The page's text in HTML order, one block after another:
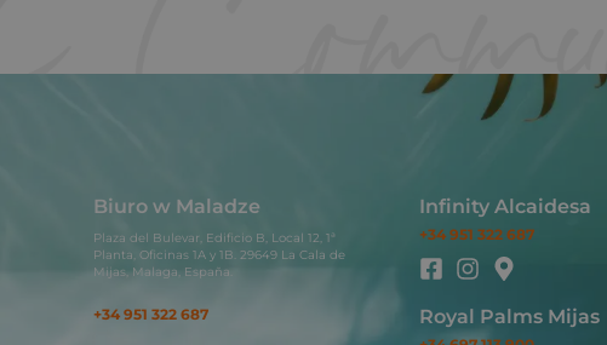
Biuro w Maladze
Plaza del Bulevar, Edificio B, Local 12, 1ª
Planta, Oficinas 1A y 1B. 29649 La Cala de
Mijas, Malaga, España.
+34 951 322 687
Infinity Alcaidesa
+34 951 322 687
Royal Palms Mijas